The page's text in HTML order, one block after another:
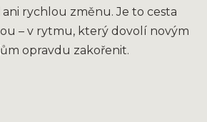
rychlou změnu. Je to cesta
– v rytmu, který dovolí novým
opravdu zakořenit.